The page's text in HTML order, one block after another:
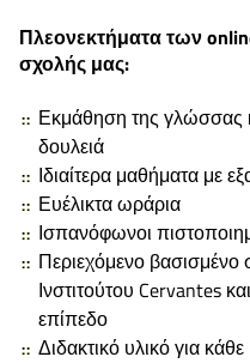
Πλεονεκτήματα των
σχολής μας:
Εκμάθηση της γλώσσας
δουλειά
Ιδιαίτερα μαθήματα με
Ευέλικτα ωράρια
Ισπανόφωνοι
Περιεχόμενο
Ινστιτούτου Cervantes
επίπεδο
Διδακτικό υλικό για